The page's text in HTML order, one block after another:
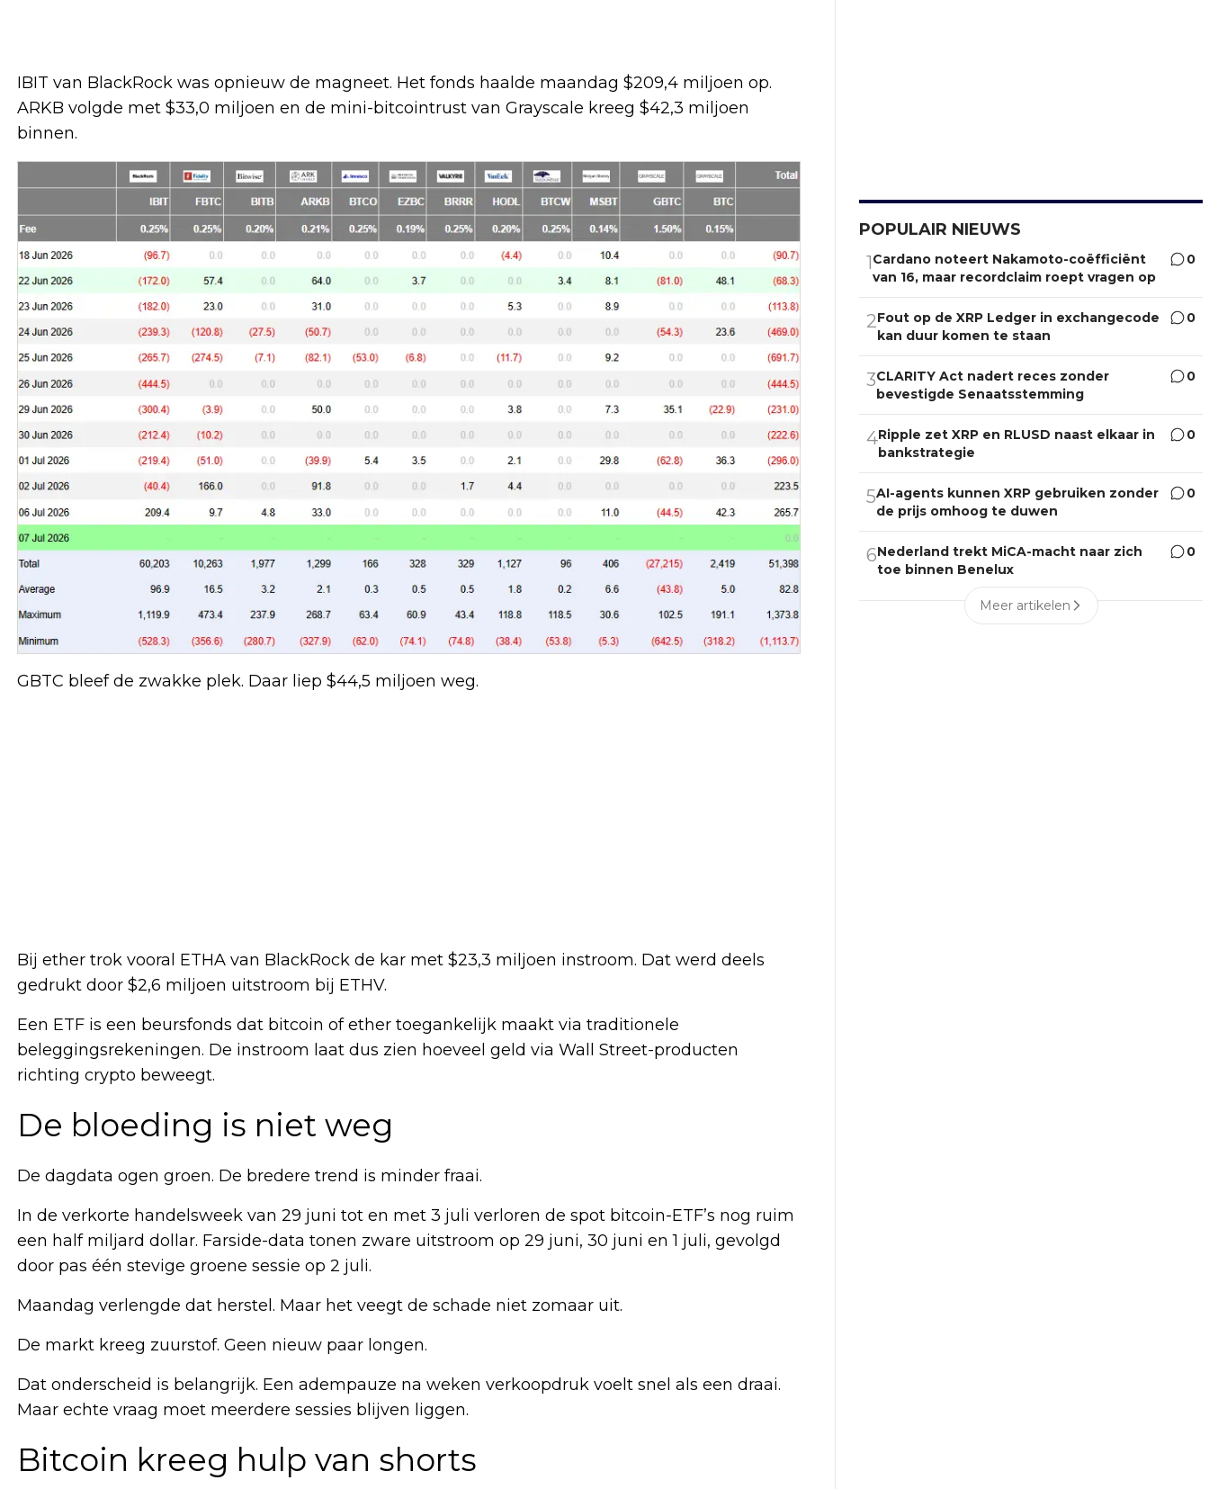
IBIT van BlackRock was opnieuw de magneet. Het fonds haalde maandag $209,4 miljoen op.
ARKB volgde met $33,0 miljoen en de mini-bitcointrust van Grayscale kreeg $42,3 miljoen
binnen.
GBTC bleef de zwakke plek. Daar liep $44,5 miljoen weg.
Bij ether trok vooral ETHA van BlackRock de kar met $23,3 miljoen instroom. Dat werd deels
gedrukt door $2,6 miljoen uitstroom bij ETHV.
Een ETF is een beursfonds dat bitcoin of ether toegankelijk maakt via traditionele
beleggingsrekeningen. De instroom laat dus zien hoeveel geld via Wall Street-producten
richting crypto beweegt.
De bloeding is niet weg
De dagdata ogen groen. De bredere trend is minder fraai.
In de verkorte handelsweek van 29 juni tot en met 3 juli verloren de spot bitcoin-ETF’s nog ruim
een half miljard dollar. Farside-data tonen zware uitstroom op 29 juni, 30 juni en 1 juli, gevolgd
door pas één stevige groene sessie op 2 juli.
Maandag verlengde dat herstel. Maar het veegt de schade niet zomaar uit.
De markt kreeg zuurstof. Geen nieuw paar longen.
Dat onderscheid is belangrijk. Een adempauze na weken verkoopdruk voelt snel als een draai.
Maar echte vraag moet meerdere sessies blijven liggen.
Bitcoin kreeg hulp van shorts
POPULAIR NIEUWS
1Cardano noteert Nakamoto-coëfficiënt
van 16, maar recordclaim roept vragen op
0
2Fout op de XRP Ledger in exchangecode
kan duur komen te staan
0
3CLARITY Act nadert reces zonder
bevestigde Senaatsstemming
0
4Ripple zet XRP en RLUSD naast elkaar in
bankstrategie
0
5AI-agents kunnen XRP gebruiken zonder
de prijs omhoog te duwen
0
6Nederland trekt MiCA-macht naar zich
toe binnen Benelux
0
Meer artikelen